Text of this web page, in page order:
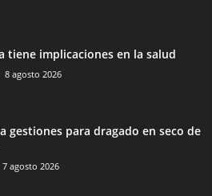
tiene implicaciones en la salud
8 agosto 2026
gestiones para dragado en seco de
7 agosto 2026